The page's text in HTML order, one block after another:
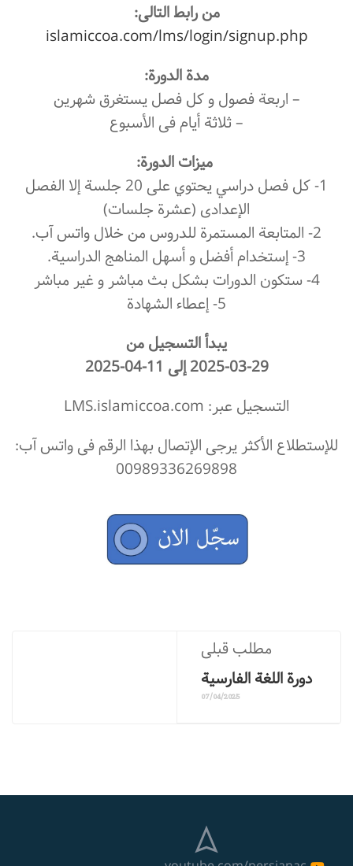
من رابط التالی:
islamiccoa.com/lms/login/signup.php
مدة الدورة:
– اربعة فصول و کل فصل یستغرق شهرین
– ثلاثة أیام فی الأسبوع
میزات الدورة:
1- كل فصل دراسي يحتوي على 20 جلسة إلا الفصل
الإعدادی (عشرة جلسات)
2- المتابعة المستمرة للدروس من خلال واتس آب.
3- إستخدام أفضل و أسهل المناهج الدراسیة.
4- ستکون الدورات بشکل بث مباشر و غیر مباشر
5- إعطاء الشهادة
یبدأ التسجیل من
2025-03-29 إلی 11-04-2025
التسجیل عبر: LMS.islamiccoa.com
للإستطلاع الأکثر یرجی الإتصال بهذا الرقم فی واتس آب:
00989336269898
مطلب قبلی
دورة اللغة الفارسية
07/04/2025